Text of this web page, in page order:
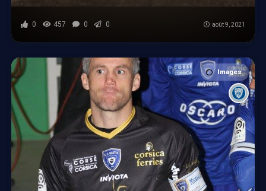
0 457 0 0 août 9, 2021
Images